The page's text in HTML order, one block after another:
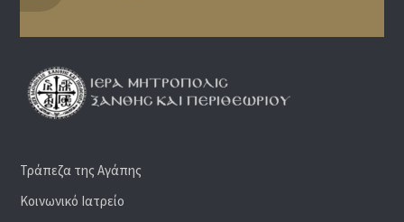
Τράπεζα της Αγάπης
Κοινωνικό Ιατρείο